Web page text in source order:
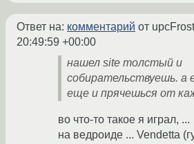
Ответ на: комментарий от
20:49:59 +00:00
нашел site толстый и
собирательствуешь. а
еще и прячешься от
во что-то такое я играл, ...
на ведроиде ... Vendetta